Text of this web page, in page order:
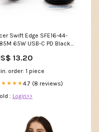
Swift Edge SFE16-44-
65W USB-C PD Black
mini laptop touch
13.20
order: 1 piece
4.7 (8 reviews)
: Login>>